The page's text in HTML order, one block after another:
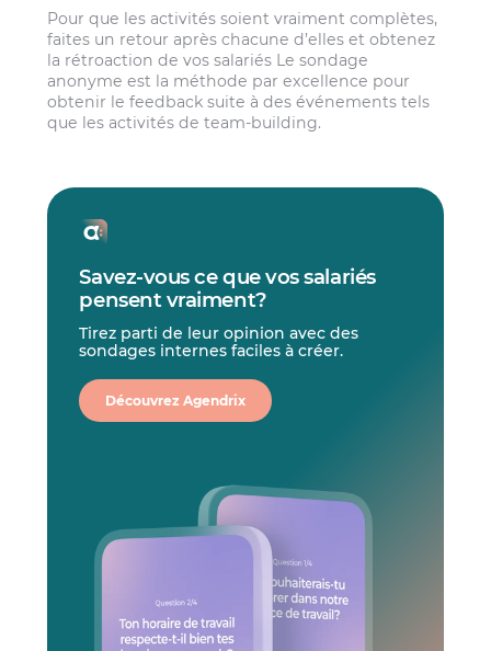
Pour que les activités soient vraiment complètes,
faites un retour après chacune d’elles et obtenez
la rétroaction de vos salariés Le sondage
anonyme est la méthode par excellence pour
obtenir le feedback suite à des événements tels
que les activités de team-building.
Savez-vous ce que vos salariés
pensent vraiment?
Tirez parti de leur opinion avec des
sondages internes faciles à créer.
Découvrez Agendrix